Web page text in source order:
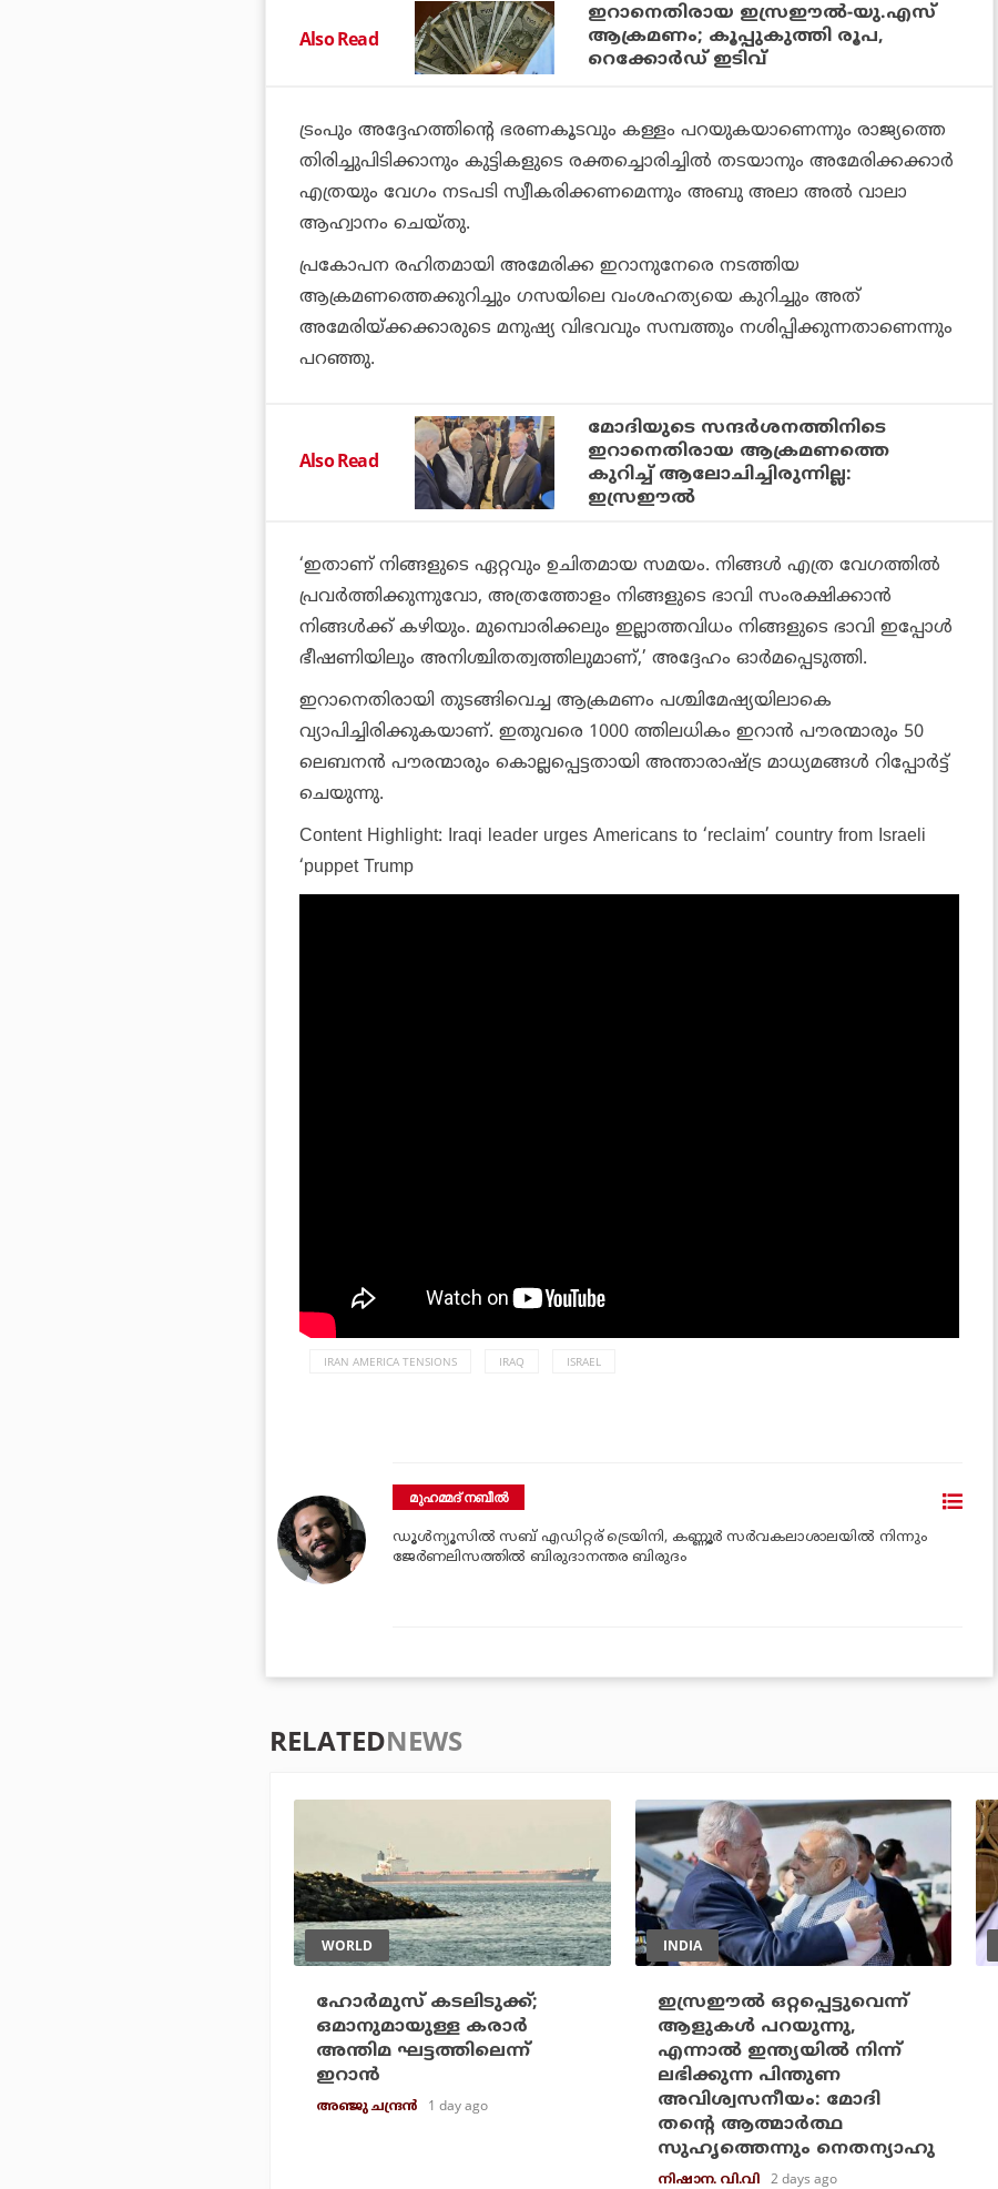
Also Read
ഇറാനെതിരായ ഇസ്രഈല്‍-യു.എസ്
ആക്രമണം; കൂപ്പുകുത്തി രൂപ,
റെക്കോര്‍ഡ് ഇടിവ്
ട്രംപും അദ്ദേഹത്തിന്റെ ഭരണകൂടവും കള്ളം പറയുകയാണെന്നും രാജ്യത്തെ
തിരിച്ചുപിടിക്കാനും കുട്ടികളുടെ രക്തച്ചൊരിച്ചിൽ തടയാനും അമേരിക്കക്കാർ
എത്രയും വേഗം നടപടി സ്വീകരിക്കണമെന്നും അബു അലാ അൽ വാലാ
ആഹ്വാനം ചെയ്തു.
പ്രകോപന രഹിതമായി അമേരിക്ക ഇറാനുനേരെ നടത്തിയ
ആക്രമണത്തെക്കുറിച്ചും ഗസയിലെ വംശഹത്യയെ കുറിച്ചും അത്
അമേരിയ്ക്കക്കാരുടെ മനുഷ്യ വിഭവവും സമ്പത്തും നശിപ്പിക്കുന്നതാണെന്നും
പറഞ്ഞു.
Also Read
മോദിയുടെ സന്ദര്‍ശനത്തിനിടെ
ഇറാനെതിരായ ആക്രമണത്തെ
കുറിച്ച് ആലോചിച്ചിരുന്നില്ല:
ഇസ്രഈല്‍
‘ഇതാണ് നിങ്ങളുടെ ഏറ്റവും ഉചിതമായ സമയം. നിങ്ങൾ എത്ര വേഗത്തിൽ
പ്രവർത്തിക്കുന്നുവോ, അത്രത്തോളം നിങ്ങളുടെ ഭാവി സംരക്ഷിക്കാൻ
നിങ്ങൾക്ക് കഴിയും. മുമ്പൊരിക്കലും ഇല്ലാത്തവിധം നിങ്ങളുടെ ഭാവി ഇപ്പോൾ
ഭീഷണിയിലും അനിശ്ചിതത്വത്തിലുമാണ്,’ അദ്ദേഹം ഓർമപ്പെടുത്തി.
ഇറാനെതിരായി തുടങ്ങിവെച്ച ആക്രമണം പശ്ചിമേഷ്യയിലാകെ
വ്യാപിച്ചിരിക്കുകയാണ്. ഇതുവരെ 1000 ത്തിലധികം ഇറാൻ പൗരന്മാരും 50
ലെബനൻ പൗരന്മാരും കൊല്ലപ്പെട്ടതായി അന്താരാഷ്ട്ര മാധ്യമങ്ങൾ റിപ്പോർട്ട്
ചെയുന്നു.
Content Highlight: Iraqi leader urges Americans to ‘reclaim’ country from Israeli
‘puppet Trump
IRAN AMERICA TENSIONS IRAQ ISRAEL
മുഹമ്മദ് നബീല്‍
ഡൂള്‍ന്യൂസില്‍ സബ് എഡിറ്റര് ട്രെയിനി, കണ്ണൂർ സര്‍വകലാശാലയില്‍ നിന്നും
ജേര്‍ണലിസത്തില്‍ ബിരുദാനന്തര ബിരുദം
RELATEDNEWS
WORLD
ഹോര്‍മുസ് കടലിടുക്ക്;
ഒമാനുമായുള്ള കരാര്‍
അന്തിമ ഘട്ടത്തിലെന്ന്
ഇറാന്‍
അഞ്ജു ചന്ദ്രന്‍ 1 day ago
INDIA
ഇസ്രഈല്‍ ഒറ്റപ്പെട്ടുവെന്ന്
ആളുകള്‍ പറയുന്നു,
എന്നാല്‍ ഇന്ത്യയില്‍ നിന്ന്
ലഭിക്കുന്ന പിന്തുണ
അവിശ്വസനീയം: മോദി
തന്റെ ആത്മാര്‍ത്ഥ
സുഹൃത്തെന്നും നെതന്യാഹു
നിഷാന. വി.വി 2 days ago